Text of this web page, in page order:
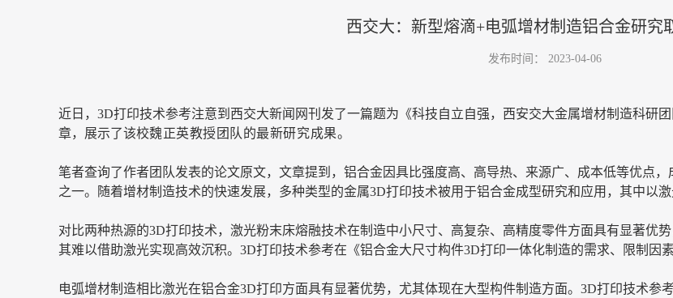
西交大：新型熔滴+电弧增材制造铝合金研究
发布时间： 2023-04-06
近日，3D打印技术参考注意到西交大新闻网刊发了一篇题为《科技自立自强，西安交大金属增材制造科研
章，展示了该校魏正英教授团队的最新研究成果。
笔者查询了作者团队发表的论文原文，文章提到，铝合金因具比强度高、高导热、来源广、成本低等优点
之一。随着增材制造技术的快速发展，多种类型的金属3D打印技术被用于铝合金成型研究和应用，其中以激
对比两种热源的3D打印技术，激光粉末床熔融技术在制造中小尺寸、高复杂、高精度零件方面具有显著优
其难以借助激光实现高效沉积。3D打印技术参考在《铝合金大尺寸构件3D打印一体化制造的需求、限制因
电弧增材制造相比激光在铝合金3D打印方面具有显著优势，尤其体现在大型构件制造方面。3D打印技术参